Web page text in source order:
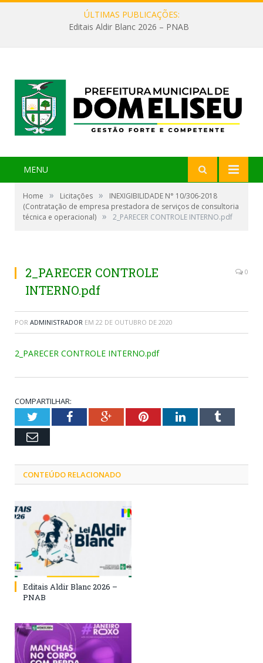
ÚLTIMAS PUBLICAÇÕES:
Editais Aldir Blanc 2026 – PNAB
MENU
Home » Licitações »
INEXIGIBILIDADE N° 10/306-2018
(Contratação de empresa prestadora de serviços de consultoria
técnica e operacional) » 2_PARECER CONTROLE INTERNO.pdf
2_PARECER CONTROLE
INTERNO.pdf
0
POR ADMINISTRADOR EM 22 DE OUTUBRO DE 2020
2_PARECER CONTROLE INTERNO.pdf
COMPARTILHAR:
TwitterFacebookGoogle+PinterestLinkedInTumblr
Email
CONTEÚDO RELACIONADO
Editais Aldir Blanc 2026 –
PNAB